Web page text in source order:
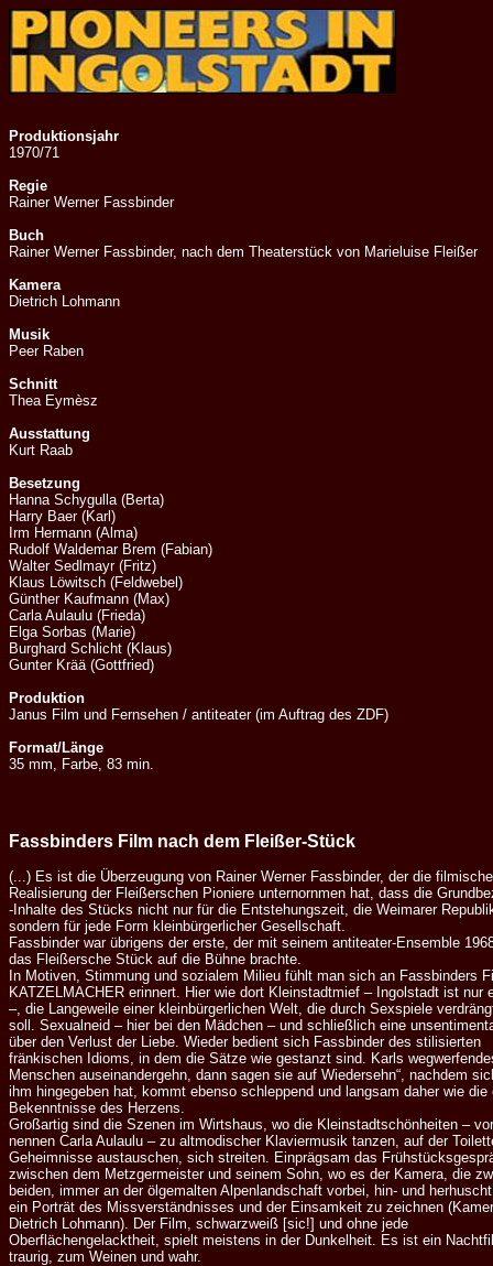
Produktionsjahr
1970/71
Regie
Rainer Werner Fassbinder
Buch
Rainer Werner Fassbinder, nach dem Theaterstück von Marieluise Fleißer
Kamera
Dietrich Lohmann
Musik
Peer Raben
Schnitt
Thea Eymèsz
Ausstattung
Kurt Raab
Besetzung
Hanna Schygulla (Berta)
Harry Baer (Karl)
Irm Hermann (Alma)
Rudolf Waldemar Brem (Fabian)
Walter Sedlmayr (Fritz)
Klaus Löwitsch (Feldwebel)
Günther Kaufmann (Max)
Carla Aulaulu (Frieda)
Elga Sorbas (Marie)
Burghard Schlicht (Klaus)
Gunter Krää (Gottfried)
Produktion
Janus Film und Fernsehen / antiteater (im Auftrag des ZDF)
Format/Länge
35 mm, Farbe, 83 min.
Fassbinders Film nach dem Fleißer-Stück
(...) Es ist die Überzeugung von Rainer Werner Fassbinder, der die filmische
Realisierung der Fleißerschen Pioniere unternornmen hat, dass die
-Inhalte des Stücks nicht nur für die Entstehungszeit, die Weimarer
sondern für jede Form kleinbürgerlicher Gesellschaft.
Fassbinder war übrigens der erste, der mit seinem antiteater-Ensemble
das Fleißersche Stück auf die Bühne brachte.
In Motiven, Stimmung und sozialem Milieu fühlt man sich an Fassbinders
KATZELMACHER erinnert. Hier wie dort Kleinstadtmief – Ingolstadt ist nur
–, die Langeweile einer kleinbürgerlichen Welt, die durch Sexspiele
soll. Sexualneid – hier bei den Mädchen – und schließlich eine
über den Verlust der Liebe. Wieder bedient sich Fassbinder des stilisierten
fränkischen Idioms, in dem die Sätze wie gestanzt sind. Karls
Menschen auseinandergehn, dann sagen sie auf Wiedersehn“, nachdem
ihm hingegeben hat, kommt ebenso schleppend und langsam daher wie die
Bekenntnisse des Herzens.
Großartig sind die Szenen im Wirtshaus, wo die Kleinstadtschönheiten –
nennen Carla Aulaulu – zu altmodischer Klaviermusik tanzen, auf der
Geheimnisse austauschen, sich streiten. Einprägsam das
zwischen dem Metzgermeister und seinem Sohn, wo es der Kamera, die
beiden, immer an der ölgemalten Alpenlandschaft vorbei, hin- und
ein Porträt des Missverständnisses und der Einsamkeit zu zeichnen
Dietrich Lohmann). Der Film, schwarzweiß [sic!] und ohne jede
Oberflächengelacktheit, spielt meistens in der Dunkelheit. Es ist ein
traurig, zum Weinen und wahr.